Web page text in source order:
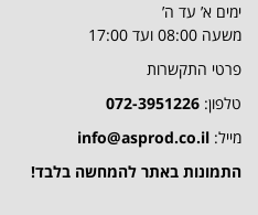
ימים א’ עד ה’
משעה 08:00 ועד 17:00
פרטי התקשרות
טלפון: 072-3951226
מייל: info@asprod.co.il
התמונות באתר להמחשה בלבד!